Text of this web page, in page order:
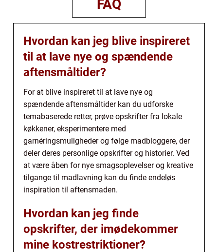
FAQ
Hvordan kan jeg blive inspireret
til at lave nye og spændende
aftensmåltider?
For at blive inspireret til at lave nye og
spændende aftensmåltider kan du udforske
temabaserede retter, prøve opskrifter fra lokale
køkkener, eksperimentere med
garnéringsmuligheder og følge madbloggere, der
deler deres personlige opskrifter og historier. Ved
at være åben for nye smagsoplevelser og kreative
tilgange til madlavning kan du finde endeløs
inspiration til aftensmaden.
Hvordan kan jeg finde
opskrifter, der imødekommer
mine kostrestriktioner?